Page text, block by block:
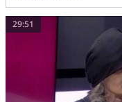
29:51